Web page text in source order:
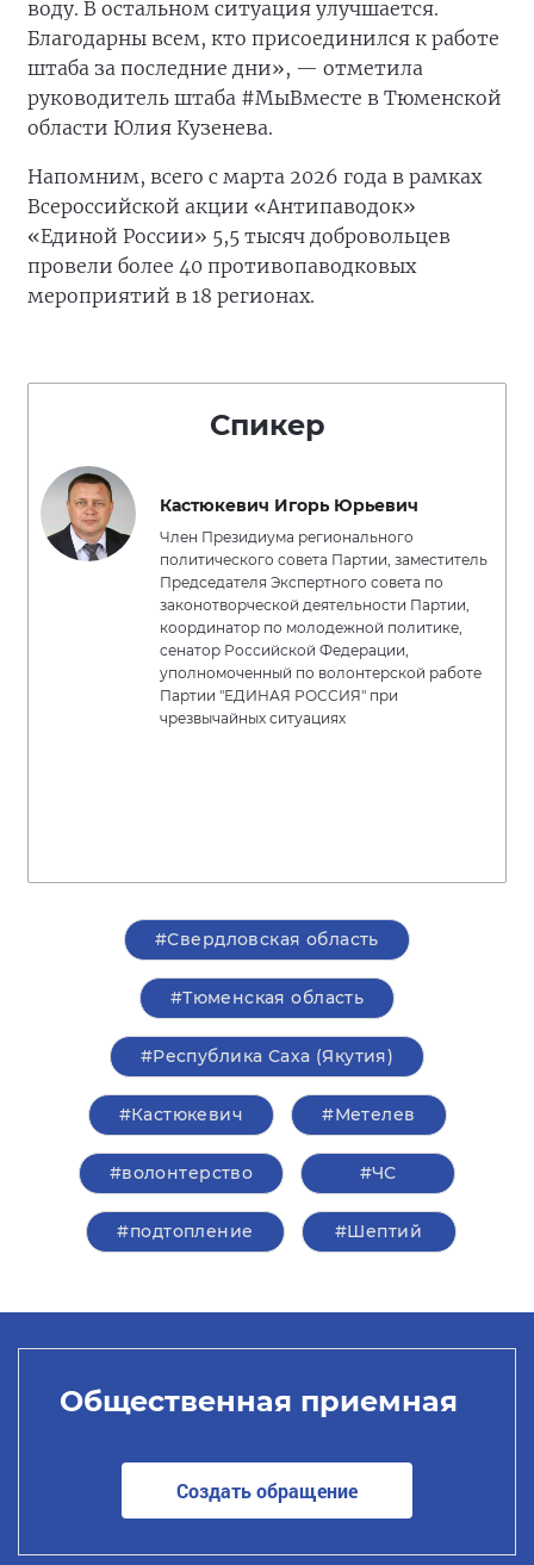
воду. В остальном ситуация улучшается.
Благодарны всем, кто присоединился к работе
штаба за последние дни», — отметила
руководитель штаба #МыВместе в Тюменской
области Юлия Кузенева.
Напомним, всего с марта 2026 года в рамках
Всероссийской акции «Антипаводок»
«Единой России» 5,5 тысяч добровольцев
провели более 40 противопаводковых
мероприятий в 18 регионах.
Спикер
Кастюкевич Игорь Юрьевич
Член Президиума регионального
политического совета Партии, заместитель
Председателя Экспертного совета по
законотворческой деятельности Партии,
координатор по молодежной политике,
сенатор Российской Федерации,
уполномоченный по волонтерской работе
Партии "ЕДИНАЯ РОССИЯ" при
чрезвычайных ситуациях
#Свердловская область
#Тюменская область
#Республика Саха (Якутия)
#Кастюкевич #Метелев
#волонтерство #ЧС
#подтопление #Шептий
Общественная приемная
Создать обращение